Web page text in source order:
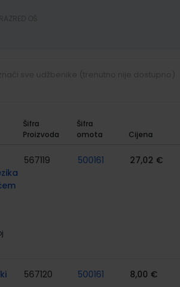
Šifra
Proizvoda
Šifra
omota
Cijena
567119 500161 27,02 €
567120 500161 8,00 €